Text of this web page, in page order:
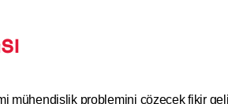
mühendislik problemini çözecek fikir